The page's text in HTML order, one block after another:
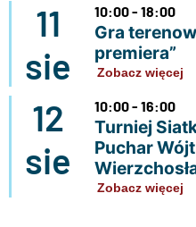
11
sie
10:00 - 18:00
Gra
premiera”
Zobacz więcej
12
sie
10:00 - 16:00
Turniej
Puchar
Zobacz więcej